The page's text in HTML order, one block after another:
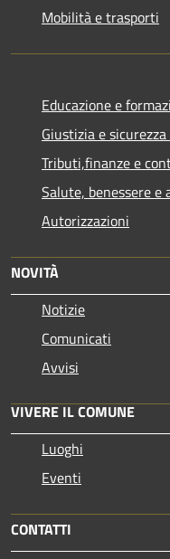
Mobilità e trasporti
Educazione e
Giustizia e
Tributi,finanze e
Salute, benessere e
Autorizzazioni
NOVITÀ
Notizie
Comunicati
Avvisi
VIVERE IL COMUNE
Luoghi
Eventi
CONTATTI